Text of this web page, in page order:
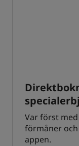
Var först
förmåner
appen.